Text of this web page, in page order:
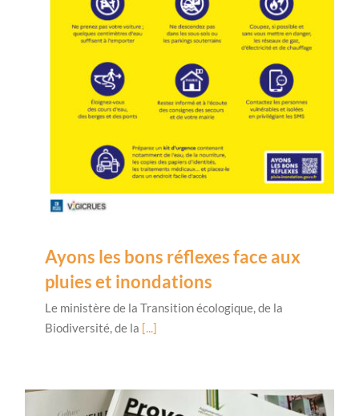
Ayons les bons réflexes face aux
pluies et inondations
Le ministère de la Transition écologique, de la
Biodiversité, de la [...]